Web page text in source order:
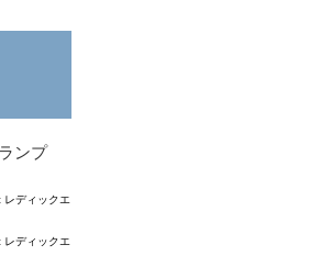
ンプ